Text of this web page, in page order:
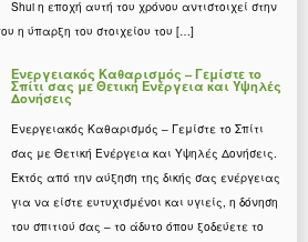
Shui η εποχή αυτή του χρόνου αντιστοιχεί στην
η ύπαρξη του στοιχείου του […]
Ενεργειακός Καθαρισμός – Γεμίστε το
Σπίτι σας με Θετική Ενέργεια και Υψηλές
Δονήσεις
Ενεργειακός Καθαρισμός – Γεμίστε το Σπίτι
σας με Θετική Ενέργεια και Υψηλές Δονήσεις.
Εκτός από την αύξηση της δικής σας ενέργειας
για να είστε ευτυχισμένοι και υγιείς, η δόνηση
του σπιτιού σας – το άδυτο όπου ξοδεύετε το